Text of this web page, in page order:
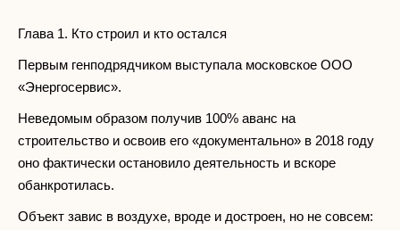
Глава 1. Кто строил и кто остался
Первым генподрядчиком выступала московское ООО
«Энергосервис».
Неведомым образом получив 100% аванс на
строительство и освоив его «документально» в 2018 году
оно фактически остановило деятельность и вскоре
обанкротилась.
Объект завис в воздухе, вроде и достроен, но не совсем: